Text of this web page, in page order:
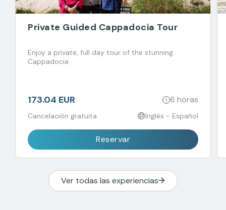
Private Guided Cappadocia Tour
Enjoy a private, full day tour of the stunning
Cappadocia
173.04 EUR 6 horas
Cancelación gratuita Inglés - Español
Reservar
Ver todas las experiencias